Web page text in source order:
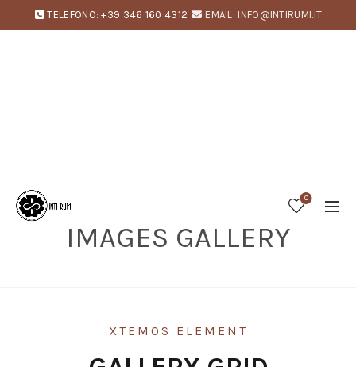
TELEFONO: +39 346 160 4312 EMAIL: INFO@INTIRUMI.IT
0
IMAGES GALLERY
XTEMOS ELEMENT